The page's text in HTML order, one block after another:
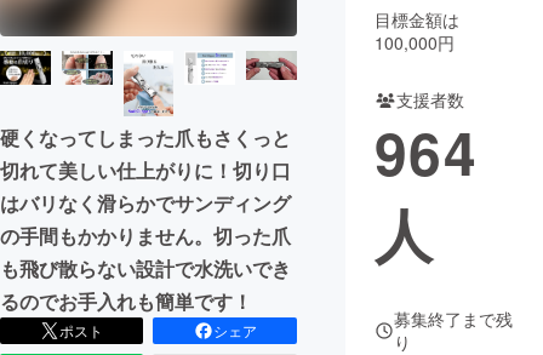
CAMPFIREふるさと納税
コミュニティ
硬くなってしまった爪もさくっと
切れて美しい仕上がりに！切り口
はバリなく滑らかでサンディング
の手間もかかりません。切った爪
も飛び散らない設計で水洗いでき
るのでお手入れも簡単です！
ポスト
シェア
目標金額は
100,000円
支援者数
964
人
募集終了まで残
り